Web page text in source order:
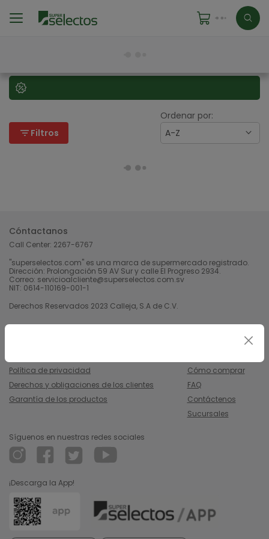
filter_list Filtros
Ordenar por:
A-Z
Cóntactanos
Call Center: 2267-6767
"superselectos.com" es una marca de supermercado registrado.
Dirección: Prolongación 59 AV Sur y calle El Progreso 2934.
Correo: servicioalcliente@superselectos.com.sv
NIT: 0614-110169-001-1
Derechos Reservados 2023 Calleja, S.A de C.V.
Política de privacidad
Derechos y obligaciones de los clientes
Garantía de los productos
Cómo comprar
FAQ
Contáctenos
Sucursales
Síguenos en nuestras redes sociales
¡Descarga la App!